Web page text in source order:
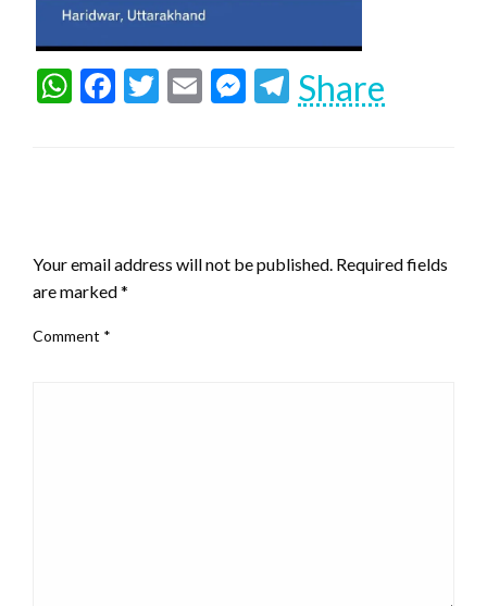
WhatsApp
Facebook
Twitter
EmailMessenger
Telegram
Share
Your email address will not be published. Required fields
are marked*
Comment *